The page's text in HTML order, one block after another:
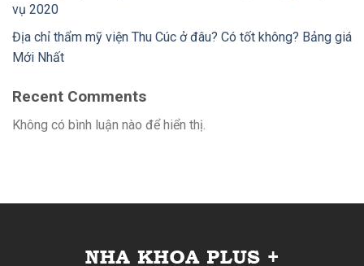
vụ 2020
Địa chỉ thẩm mỹ viện Thu Cúc ở đâu? Có tốt không? Bảng giá
Mới Nhất
Recent Comments
Không có bình luận nào để hiển thị.